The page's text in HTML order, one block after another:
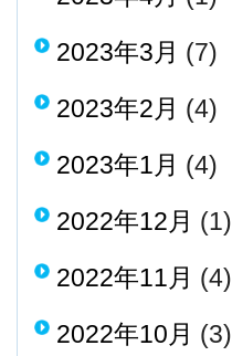
2023年3月 (7)
2023年2月 (4)
2023年1月 (4)
2022年12月 (1)
2022年11月 (4)
2022年10月 (3)